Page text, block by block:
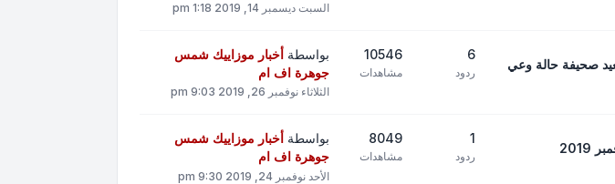
السبت ديسمبر 14, 2019 1:18 pm
صحيفة حالة وعي
6
ردود
10546
مشاهدات
بواسطة أخبار موزاييك شمس
جوهرة اف ام
الثلاثاء نوفمبر 26, 2019 9:03 pm
1
ردود
8049
مشاهدات
بواسطة أخبار موزاييك شمس
جوهرة اف ام
الأحد نوفمبر 24, 2019 9:30 pm